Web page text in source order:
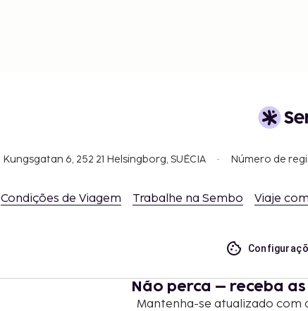
Kungsgatan 6, 252 21 Helsingborg, SUÉCIA Número de
Condições de Viagem Trabalhe na Sembo Viaje
Não perca – receba
Mantenha-se atualizado com